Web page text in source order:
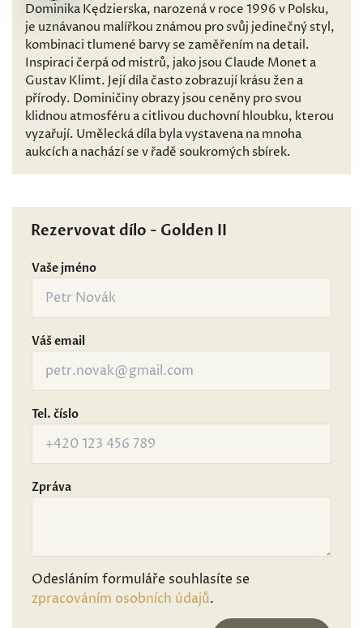
Dominika Kędzierska, narozená v roce 1996 v Polsku,
je uznávanou malířkou známou pro svůj jedinečný styl,
kombinaci tlumené barvy se zaměřením na detail.
Inspiraci čerpá od mistrů, jako jsou Claude Monet a
Gustav Klimt. Její díla často zobrazují krásu žen a
přírody. Dominičiny obrazy jsou ceněny pro svou
klidnou atmosféru a citlivou duchovní hloubku, kterou
vyzařují. Umělecká díla byla vystavena na mnoha
aukcích a nachází se v řadě soukromých sbírek.
Rezervovat dílo - Golden II
Vaše jméno
Váš email
Tel. číslo
Zpráva
Odesláním formuláře souhlasíte se
zpracováním osobních údajů.